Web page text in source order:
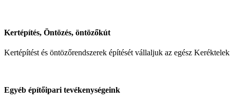
Kertépítés, Öntözés, öntözőkút
Kertépítést és öntözőrendszerek építését vállaljuk az egész
Egyéb építőipari tevékenységeink